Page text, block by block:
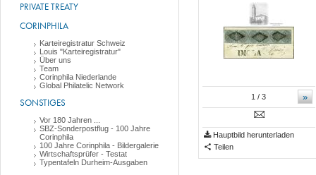
PRIVATE TREATY
CORINPHILA
Karteiregistratur Schweiz
Louis "Karteiregistratur"
Über uns
Team
Corinphila Niederlande
Global Philatelic Network
SONSTIGES
Vor 180 Jahren ...
SBZ-Sonderpostflug - 100 Jahre
Corinphila
100 Jahre Corinphila - Bildergalerie
Wirtschaftsprüfer - Testat
Typentafeln Durheim-Ausgaben
»
1 / 3
Hauptbild herunterladen
Teilen